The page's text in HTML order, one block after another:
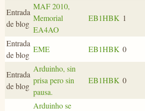
Entrada
de blog
MAF 2010,
Memorial
EA4AO
EB1HBK 1
Entrada
de blog
EME EB1HBK 0
Entrada
de blog
Arduinho, sin
prisa pero sin
pausa.
EB1HBK 0
Arduinho se